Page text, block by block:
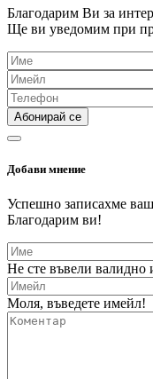
Благодарим Ви за
Ще ви уведомим при
Абонирай се
Добави мнение
Успешно записахме
Благодарим ви!
Не сте въвели валидно
Моля, въведете имейл!